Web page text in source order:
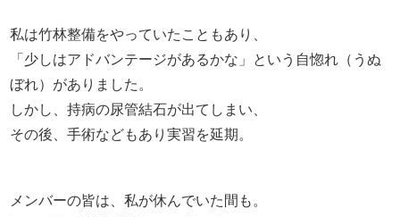
私は竹林整備をやっていたこともあり、
「少しはアドバンテージがあるかな」という自惚れ（うぬ
ぼれ）がありました。
しかし、持病の尿管結石が出てしまい、
その後、手術などもあり実習を延期。
メンバーの皆は、私が休んでいた間も。